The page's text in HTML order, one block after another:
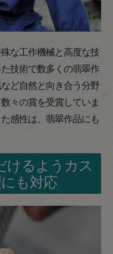
な工作機械と高度な技
技術で数多くの翡翠作
ど自然と向き合う分野
々の賞を受賞していま
感性は、翡翠作品にも
けるようカス
も対応